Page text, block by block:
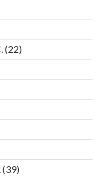
2222
Produkte
3939